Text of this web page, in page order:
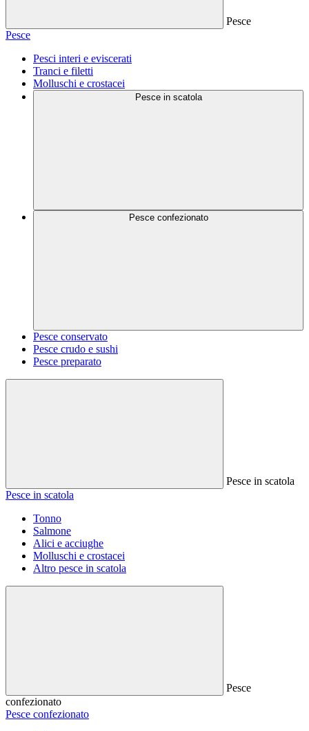
Pesce
Pesce
Pesci interi e eviscerati
Tranci e filetti
Molluschi e crostacei
Pesce in scatola
Pesce confezionato
Pesce conservato
Pesce crudo e sushi
Pesce preparato
Pesce in scatola
Pesce in scatola
Tonno
Salmone
Alici e acciughe
Molluschi e crostacei
Altro pesce in scatola
Pesce
confezionato
Pesce confezionato